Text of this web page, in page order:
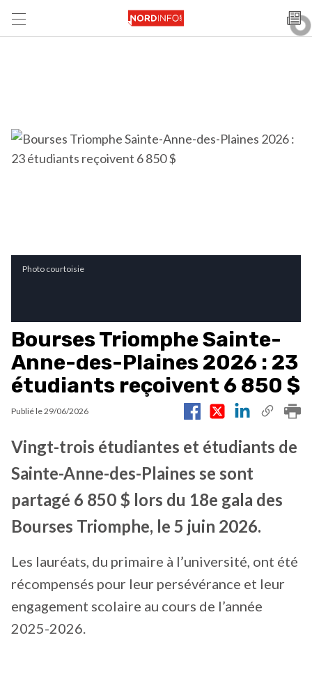
Photo courtoisie
Bourses Triomphe Sainte-
Anne-des-Plaines 2026 : 23
étudiants reçoivent 6 850 $
Publié le29/06/2026
Vingt-trois étudiantes et étudiants de
Sainte-Anne-des-Plaines se sont
partagé 6 850 $ lors du 18e gala des
Bourses Triomphe, le 5 juin 2026.
Les lauréats, du primaire à l’université, ont été
récompensés pour leur persévérance et leur
engagement scolaire au cours de l’année
2025-2026.